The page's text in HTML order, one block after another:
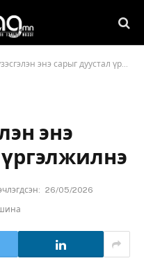
энэ сарыг дуустал үргэлжилнэ
энэ
26/05/2026